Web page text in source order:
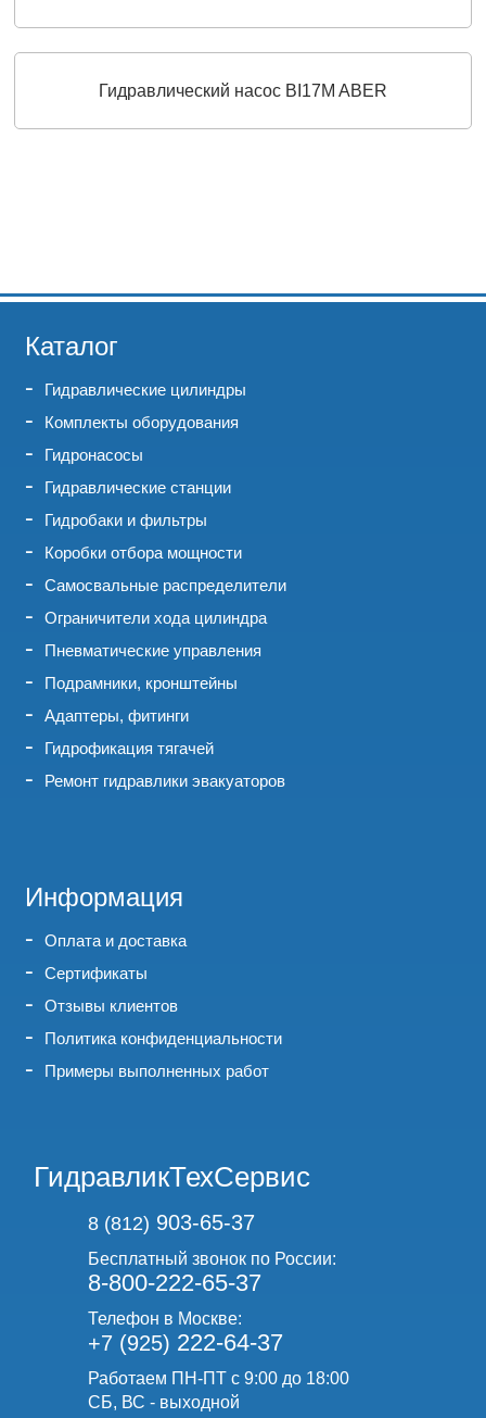
Гидравлический насос BI17M ABER
Каталог
Гидравлические цилиндры
Комплекты оборудования
Гидронасосы
Гидравлические станции
Гидробаки и фильтры
Коробки отбора мощности
Самосвальные распределители
Ограничители хода цилиндра
Пневматические управления
Подрамники, кронштейны
Адаптеры, фитинги
Гидрофикация тягачей
Ремонт гидравлики эвакуаторов
Информация
Оплата и доставка
Сертификаты
Отзывы клиентов
Политика конфиденциальности
Примеры выполненных работ
ГидравликТехСервис
8 (812) 903-65-37
Бесплатный звонок по России:
8-800-222-65-37
Телефон в Москве:
+7 (925) 222-64-37
Работаем ПН-ПТ с 9:00 до 18:00
СБ, ВС - выходной